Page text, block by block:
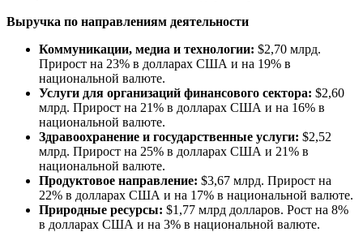
Выручка по направлениям деятельности
Коммуникации, медиа и технологии: $2,70 млрд.
Прирост на 23% в долларах США и на 19% в
национальной валюте.
Услуги для организаций финансового сектора: $2,60
млрд. Прирост на 21% в долларах США и на 16% в
национальной валюте.
Здравоохранение и государственные услуги: $2,52
млрд. Прирост на 25% в долларах США и 21% в
национальной валюте.
Продуктовое направление: $3,67 млрд. Прирост на
22% в долларах США и на 17% в национальной валюте.
Природные ресурсы: $1,77 млрд долларов. Рост на 8%
в долларах США и на 3% в национальной валюте.